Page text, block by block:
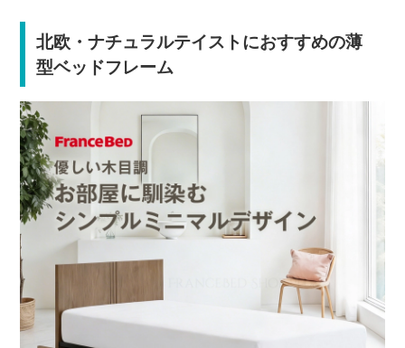
北欧・ナチュラルテイストにおすすめの薄
型ベッドフレーム